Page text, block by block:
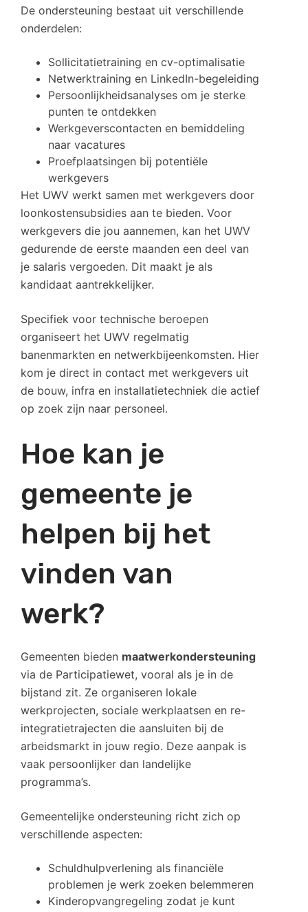
De ondersteuning bestaat uit verschillende
onderdelen:
Sollicitatietraining en cv-optimalisatie
Netwerktraining en LinkedIn-begeleiding
Persoonlijkheidsanalyses om je sterke
punten te ontdekken
Werkgeverscontacten en bemiddeling
naar vacatures
Proefplaatsingen bij potentiële
werkgevers
Het UWV werkt samen met werkgevers door
loonkostensubsidies aan te bieden. Voor
werkgevers die jou aannemen, kan het UWV
gedurende de eerste maanden een deel van
je salaris vergoeden. Dit maakt je als
kandidaat aantrekkelijker.
Specifiek voor technische beroepen
organiseert het UWV regelmatig
banenmarkten en netwerkbijeenkomsten. Hier
kom je direct in contact met werkgevers uit
de bouw, infra en installatietechniek die actief
op zoek zijn naar personeel.
Hoe kan je
gemeente je
helpen bij het
vinden van
werk?
Gemeenten bieden maatwerkondersteuning
via de Participatiewet, vooral als je in de
bijstand zit. Ze organiseren lokale
werkprojecten, sociale werkplaatsen en re-
integratietrajecten die aansluiten bij de
arbeidsmarkt in jouw regio. Deze aanpak is
vaak persoonlijker dan landelijke
programma’s.
Gemeentelijke ondersteuning richt zich op
verschillende aspecten:
Schuldhulpverlening als financiële
problemen je werk zoeken belemmeren
Kinderopvangregeling zodat je kunt